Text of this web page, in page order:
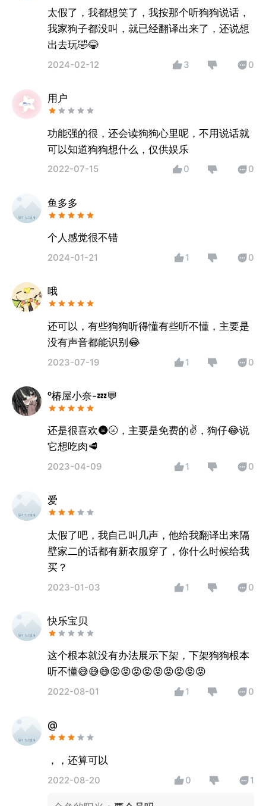
太假了，我都想笑了，我按那个听狗狗说话，
我家狗子都没叫，就已经翻译出来了，还说想
出去玩🤣😂
2024-02-12 3 0
用户
功能强的很，还会读狗狗心里呢，不用说话就
可以知道狗狗想什么，仅供娱乐
2022-07-15 0 0
鱼多多
个人感觉很不错
2024-01-21 1 0
哦
还可以，有些狗狗听得懂有些听不懂，主要是
没有声音都能识别😂
2023-07-19 1 0
ᵒ椿屋小奈-💤💬
还是很喜欢🌚🌝，主要是免费的✌️，狗仔😂说
它想吃肉🥩
2023-04-09 1 0
爱
太假了吧，我自己叫几声，他给我翻译出来隔
壁家二的话都有新衣服穿了，你什么时候给我
买？
2023-01-03 1 0
快乐宝贝
这个根本就没有办法展示下架，下架狗狗根本
听不懂😅😅😅😡😡😡😡😡😡😡😡😡
2022-08-01 1 0
@
，，还算可以
2022-08-20 0 1